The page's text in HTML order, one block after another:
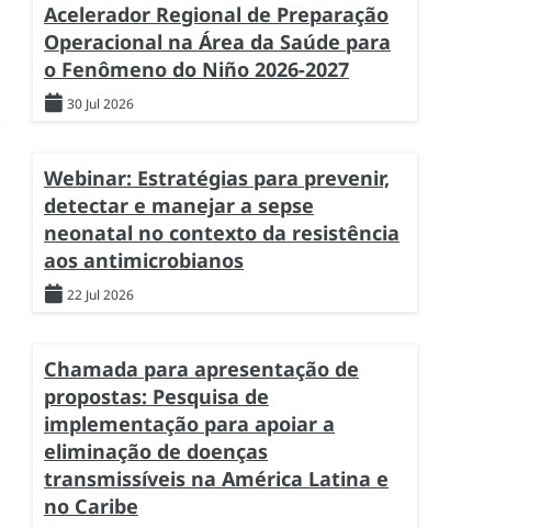
Acelerador Regional de Preparação
Operacional na Área da Saúde para
o Fenômeno do Niño 2026-2027
30 Jul 2026
Webinar: Estratégias para prevenir,
detectar e manejar a sepse
neonatal no contexto da resistência
aos antimicrobianos
22 Jul 2026
Chamada para apresentação de
propostas: Pesquisa de
implementação para apoiar a
eliminação de doenças
transmissíveis na América Latina e
no Caribe